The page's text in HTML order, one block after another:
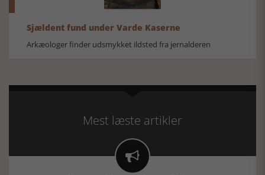
Sjældent fund under Varde Kaserne
Arkæologer finder udsmykket ildsted fra jernalderen
Mest læste artikler
